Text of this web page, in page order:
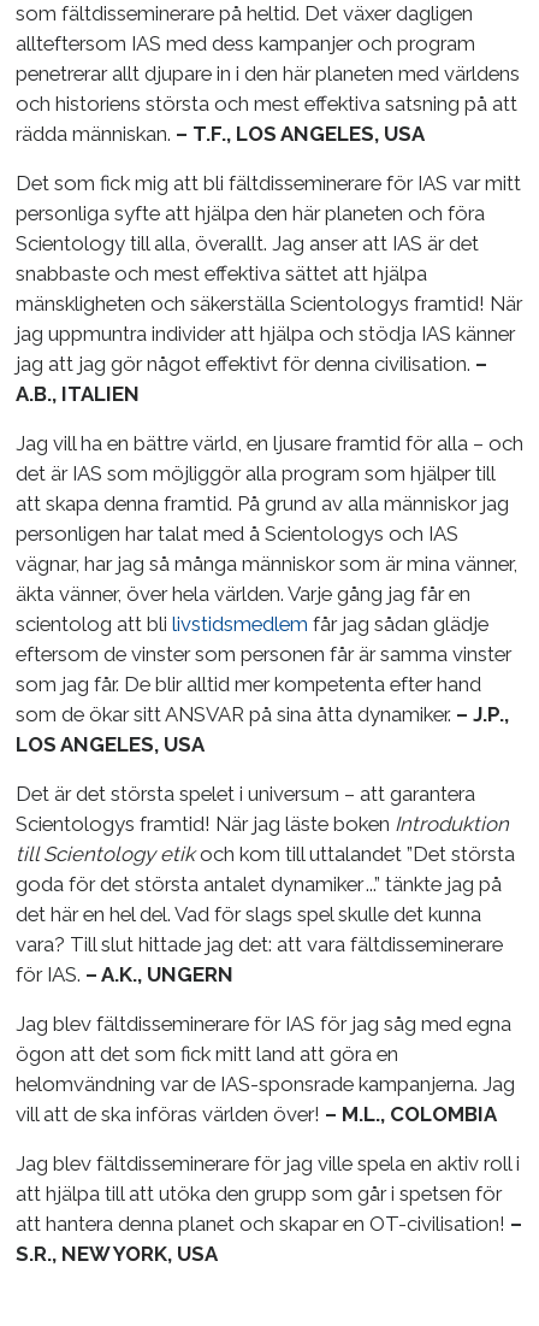
som fältdisseminerare på heltid. Det växer dagligen
allteftersom IAS med dess kampanjer och program
penetrerar allt djupare in i den här planeten med världens
och historiens största och mest effektiva satsning på att
rädda människan. – T.F., LOS ANGELES, USA
Det som fick mig att bli fältdisseminerare för IAS var mitt
personliga syfte att hjälpa den här planeten och föra
Scientology till alla, överallt. Jag anser att IAS är det
snabbaste och mest effektiva sättet att hjälpa
mänskligheten och säkerställa Scientologys framtid! När
jag uppmuntra individer att hjälpa och stödja IAS känner
jag att jag gör något effektivt för denna civilisation. –
A.B., ITALIEN
Jag vill ha en bättre värld, en ljusare framtid för alla – och
det är IAS som möjliggör alla program som hjälper till
att skapa denna framtid. På grund av alla människor jag
personligen har talat med å Scientologys och IAS
vägnar, har jag så många människor som är mina vänner,
äkta vänner, över hela världen. Varje gång jag får en
scientolog att bli livstidsmedlem får jag sådan glädje
eftersom de vinster som personen får är samma vinster
som jag får. De blir alltid mer kompetenta efter hand
som de ökar sitt ANSVAR på sina åtta dynamiker. – J.P.,
LOS ANGELES, USA
Det är det största spelet i universum – att garantera
Scientologys framtid! När jag läste boken Introduktion
till Scientology etikoch kom till uttalandet ”Det största
goda för det största antalet dynamiker ...” tänkte jag på
det här en hel del. Vad för slags spel skulle det kunna
vara? Till slut hittade jag det: att vara fältdisseminerare
för IAS. – A.K., UNGERN
Jag blev fältdisseminerare för IAS för jag såg med egna
ögon att det som fick mitt land att göra en
helomvändning var de IAS-sponsrade kampanjerna. Jag
vill att de ska införas världen över! – M.L., COLOMBIA
Jag blev fältdisseminerare för jag ville spela en aktiv roll i
att hjälpa till att utöka den grupp som går i spetsen för
att hantera denna planet och skapar en OT-civilisation! –
S.R., NEW YORK, USA